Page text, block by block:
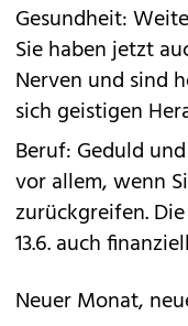
Gesundheit:
Sie haben jetzt
Nerven und sind
sich geistigen
Beruf: Geduld
vor allem, wenn
zurückgreifen.
13.6. auch
Neuer Monat,